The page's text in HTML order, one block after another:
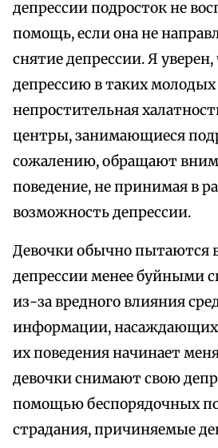
депрессии подросток не
помощь, если она не
снятие депрессии. Я
депрессию в таких
непростительная
центры, занимающиеся
сожалению, обращают
поведение, не принимая в
возможность депрессии.
Девочки обычно пытаются
депрессии менее буйными
из-за вредного влияния
информации, насаждающих
их поведения начинает
девочки снимают свою
помощью беспорядочных
страдания, причиняемые